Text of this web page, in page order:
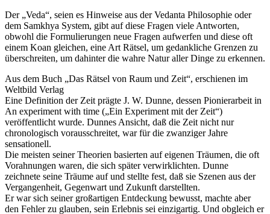
Der „Veda“, seien es Hinweise aus der Vedanta Philosophie oder
dem Samkhya System, gibt auf diese Fragen viele Antworten,
obwohl die Formulierungen neue Fragen aufwerfen und diese oft
einem Koan gleichen, eine Art Rätsel, um gedankliche Grenzen zu
überschreiten, um dahinter die wahre Natur aller Dinge zu erkennen.
Aus dem Buch „Das Rätsel von Raum und Zeit“, erschienen im
Weltbild Verlag
Eine Definition der Zeit prägte J. W. Dunne, dessen Pionierarbeit in
An experiment with time („Ein Experiment mit der Zeit“)
veröffentlicht wurde. Dunnes Ansicht, daß die Zeit nicht nur
chronologisch vorausschreitet, war für die zwanziger Jahre
sensationell.
Die meisten seiner Theorien basierten auf eigenen Träumen, die oft
Vorahnungen waren, die sich später verwirklichten. Dunne
zeichnete seine Träume auf und stellte fest, daß sie Szenen aus der
Vergangenheit, Gegenwart und Zukunft darstellten.
Er war sich seiner großartigen Entdeckung bewusst, machte aber
den Fehler zu glauben, sein Erlebnis sei einzigartig. Und obgleich er